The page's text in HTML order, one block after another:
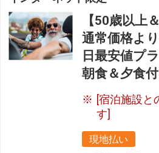
【50歳以上
通常価格よ
日最安値プ
朝食＆夕食付
[宿泊施設と
す]
現地払い